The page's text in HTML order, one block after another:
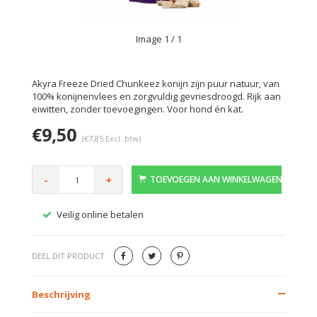
Image 1 / 1
Akyra Freeze Dried Chunkeez konijn zijn puur natuur, van
100% konijnenvlees en zorgvuldig gevriesdroogd. Rijk aan
eiwitten, zonder toevoegingen. Voor hond én kat.
€9,50 (€7,85 Excl. btw)
- + TOEVOEGEN AAN WINKELWAGEN
Veilig online betalen
DEEL DIT PRODUCT
Beschrijving